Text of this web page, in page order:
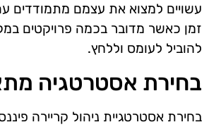
עשויים למצוא את עצמם מתמודדים
זמן כאשר מדובר בכמה פרויקטים
להוביל לעומס וללחץ.
בחירת אסטרטגיה
בחירת אסטרטגיית ניהול קריירה